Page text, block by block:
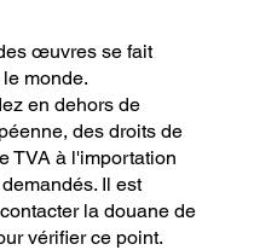
œuvres se fait
monde.
en dehors de
des droits de
TVA à l'importation
Il est
la douane de
vérifier ce point.